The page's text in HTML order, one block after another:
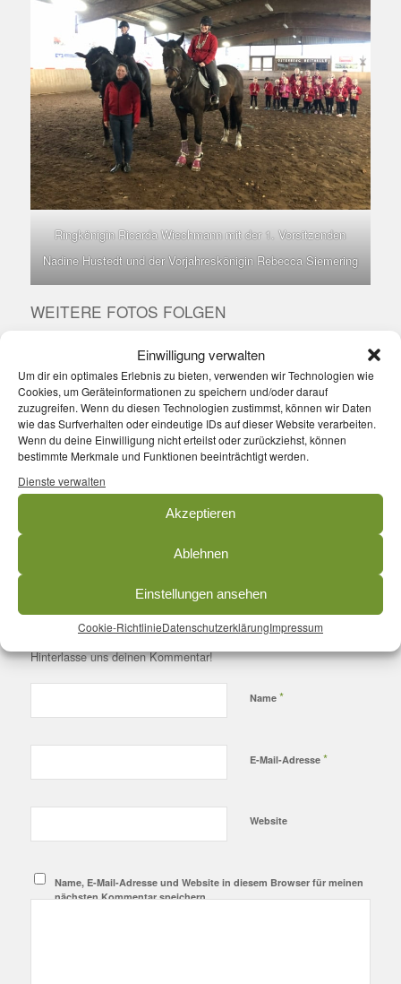
Einwilligung verwalten
Um dir ein optimales Erlebnis zu bieten, verwenden wir Technologien wie
Cookies, um Geräteinformationen zu speichern und/oder darauf
zuzugreifen. Wenn du diesen Technologien zustimmst, können wir Daten
wie das Surfverhalten oder eindeutige IDs auf dieser Website verarbeiten.
Wenn du deine Einwilligung nicht erteilst oder zurückziehst, können
bestimmte Merkmale und Funktionen beeinträchtigt werden.
Dienste verwalten
Akzeptieren
Ablehnen
Einstellungen ansehen
Cookie-RichtlinieDatenschutzerklärungImpressum
Ringkönigin Ricarda Wiechmann mit der 1. Vorsitzenden
Nadine Hustedt und der Vorjahreskönigin Rebecca Siemering
WEITERE FOTOS FOLGEN
Eintrag teilen
Hinterlasse einen Kommentar
Hinterlasse uns deinen Kommentar!
Name *
E-Mail-Adresse *
Website
Name, E-Mail-Adresse und Website in diesem Browser für meinen
nächsten Kommentar speichern.